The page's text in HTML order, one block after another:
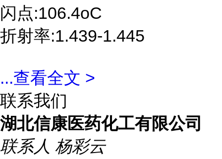
闪点:106.4oC
折射率:1.439-1.445
...查看全文 >
联系我们
湖北信康医药化工有限公司
联系人 杨彩云